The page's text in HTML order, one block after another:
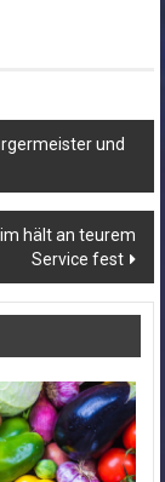
und
hält an teurem
Service fest